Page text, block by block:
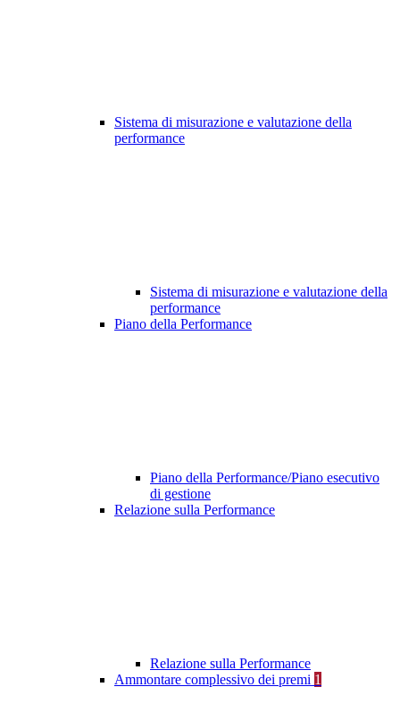
Sistema di misurazione e valutazione della
performance
Sistema di misurazione e valutazione della
performance
Piano della Performance
Piano della Performance/Piano esecutivo
di gestione
Relazione sulla Performance
Relazione sulla Performance
Ammontare complessivo dei premi 1